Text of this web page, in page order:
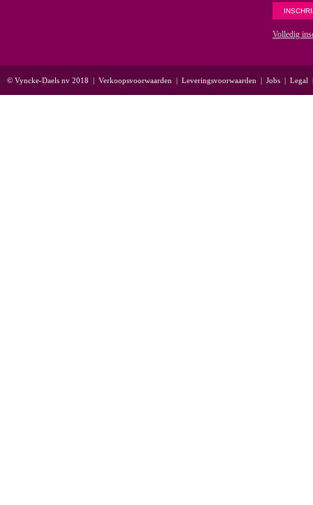
Volledig
© Vyncke-Daels nv 2018 | Verkoopsvoorwaarden | Leveringsvoorwaarden | Jobs | Legal